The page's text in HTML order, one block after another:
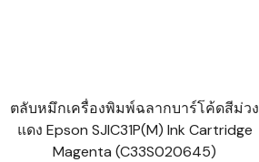
อุตสาหกรรมเสื้อผ้า
ระบบบาร์โค้ดใน
อุตสาหกรรมอาหาร
ตลับหมึกเครื่องพิมพ์ฉลากบาร์โค้ดสีม่วง
แดง Epson SJIC31P(M) Ink Cartridge
Magenta (C33S020645)